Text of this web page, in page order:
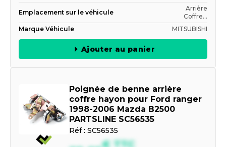
Emplacement sur le véhicule
Arrière
Coffre...
Marque Véhicule
MITSUBISHI
Ajouter au panier
Poignée de benne arrière
coffre hayon pour Ford ranger
1998-2006 Mazda B2500
PARTSLINE SC56535
Réf : SC56535
€ TTC